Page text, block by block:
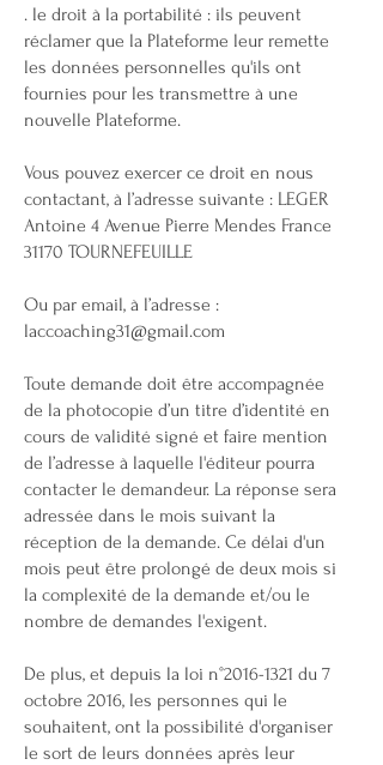
. le droit à la portabilité : ils peuvent
réclamer que la Plateforme leur remette
les données personnelles qu'ils ont
fournies pour les transmettre à une
nouvelle Plateforme.
Vous pouvez exercer ce droit en nous
contactant, à l’adresse suivante : LEGER
Antoine 4 Avenue Pierre Mendes France
31170 TOURNEFEUILLE
Ou par email, à l’adresse :
laccoaching31@gmail.com
Toute demande doit être accompagnée
de la photocopie d’un titre d’identité en
cours de validité signé et faire mention
de l’adresse à laquelle l'éditeur pourra
contacter le demandeur. La réponse sera
adressée dans le mois suivant la
réception de la demande. Ce délai d'un
mois peut être prolongé de deux mois si
la complexité de la demande et/ou le
nombre de demandes l'exigent.
De plus, et depuis la loi n°2016-1321 du 7
octobre 2016, les personnes qui le
souhaitent, ont la possibilité d'organiser
le sort de leurs données après leur